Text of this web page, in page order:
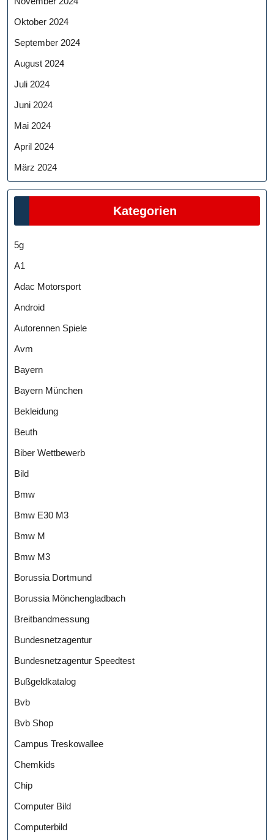
Oktober 2024
September 2024
August 2024
Juli 2024
Juni 2024
Mai 2024
April 2024
März 2024
Kategorien
5g
A1
Adac Motorsport
Android
Autorennen Spiele
Avm
Bayern
Bayern München
Bekleidung
Beuth
Biber Wettbewerb
Bild
Bmw
Bmw E30 M3
Bmw M
Bmw M3
Borussia Dortmund
Borussia Mönchengladbach
Breitbandmessung
Bundesnetzagentur
Bundesnetzagentur Speedtest
Bußgeldkatalog
Bvb
Bvb Shop
Campus Treskowallee
Chemkids
Chip
Computer Bild
Computerbild